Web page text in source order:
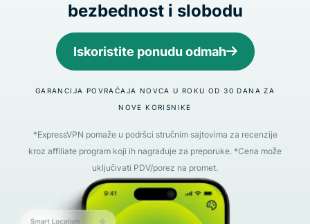
bezbednost i slobodu
Iskoristite ponudu odmah
GARANCIJA POVRAĆAJA NOVCA U ROKU OD 30 DANA ZA
NOVE KORISNIKE
*ExpressVPN pomaže u podršci stručnim sajtovima za recenzije
kroz affiliate program koji ih nagrađuje za preporuke. *Cena može
uključivati PDV/porez na promet.